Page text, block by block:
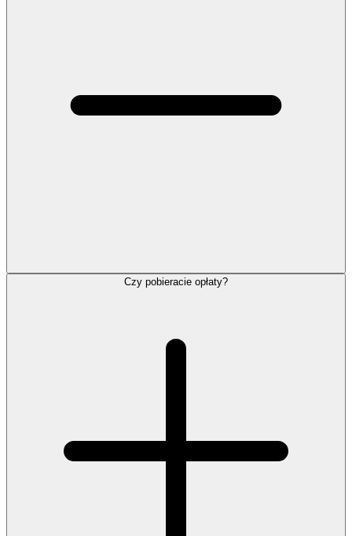
Czy pobieracie opłaty?